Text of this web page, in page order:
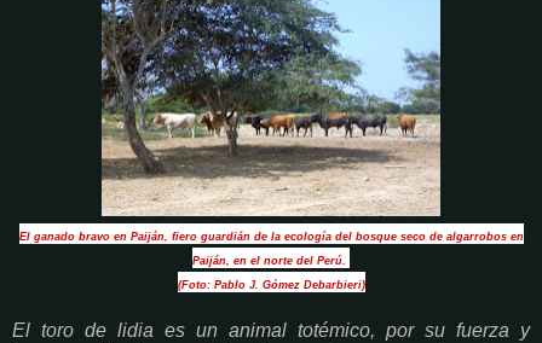
El ganado bravo en Paiján, fiero guardián de la ecología del bosque seco de algarrobos en
Paiján, en el norte del Perú.
(Foto: Pablo J. Gómez Debarbieri)
El toro de lidia es un animal totémico, por su fuerza y